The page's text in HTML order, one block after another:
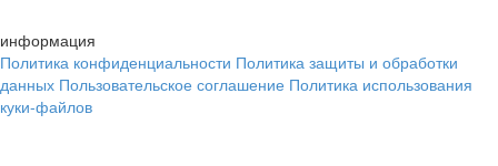
информация
Политика конфиденциальности Политика защиты и обработки
данных Пользовательское соглашение Политика использования
куки-файлов